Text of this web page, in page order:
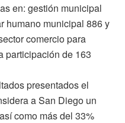
en: gestión municipal
humano municipal 886 y
comercio para
participación de 163
presentados el
a San Diego un
como más del 33%